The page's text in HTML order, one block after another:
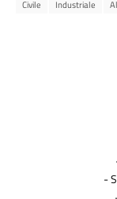
Civile Industriale
-